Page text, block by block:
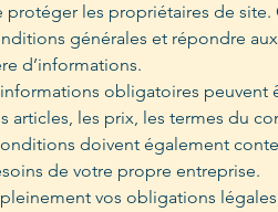
les propriétaires de site.
générales et répondre aux
d’informations.
obligatoires peuvent
articles, les prix, les termes du
doivent également
de votre propre entreprise.
vos obligations